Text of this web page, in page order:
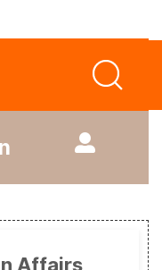
Affairs